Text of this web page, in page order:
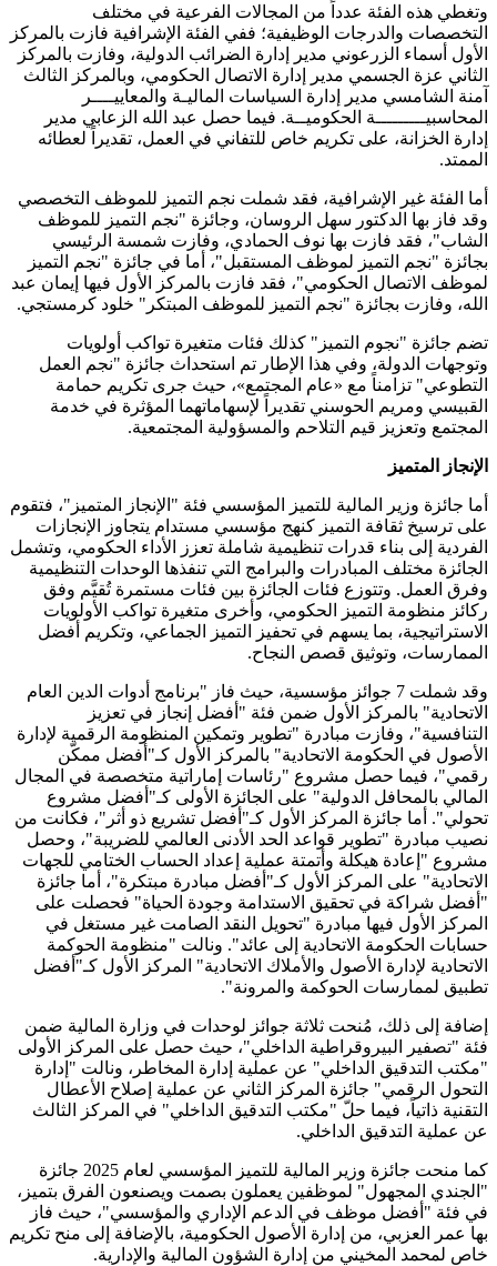
وتغطي هذه الفئة عدداً من المجالات الفرعية في مختلف
التخصصات والدرجات الوظيفية؛ ففي الفئة الإشرافية فازت بالمركز
الأول أسماء الزرعوني مدير إدارة الضرائب الدولية، وفازت بالمركز
الثاني عزة الجسمي مدير إدارة الاتصال الحكومي، وبالمركز الثالث
آمنة الشامسي مدير إدارة السياسات الماليـة والمعاييــــر
المحاسبيـــــــــة الحكوميــة. فيما حصل عبد الله الزعابي مدير
إدارة الخزانة، على تكريم خاص للتفاني في العمل، تقديراً لعطائه
الممتد.
أما الفئة غير الإشرافية، فقد شملت نجم التميز للموظف التخصصي
وقد فاز بها الدكتور سهل الروسان، وجائزة "نجم التميز للموظف
الشاب"، فقد فازت بها نوف الحمادي، وفازت شمسة الرئيسي
بجائزة "نجم التميز لموظف المستقبل"، أما في جائزة "نجم التميز
لموظف الاتصال الحكومي"، فقد فازت بالمركز الأول فيها إيمان عبد
الله، وفازت بجائزة "نجم التميز للموظف المبتكر" خلود كرمستجي.
تضم جائزة "نجوم التميز" كذلك فئات متغيرة تواكب أولويات
وتوجهات الدولة، وفي هذا الإطار تم استحداث جائزة "نجم العمل
التطوعي" تزامناً مع «عام المجتمع»، حيث جرى تكريم حمامة
القبيسي ومريم الحوسني تقديراً لإسهاماتهما المؤثرة في خدمة
المجتمع وتعزيز قيم التلاحم والمسؤولية المجتمعية.
الإنجاز المتميز
أما جائزة وزير المالية للتميز المؤسسي فئة "الإنجاز المتميز"، فتقوم
على ترسيخ ثقافة التميز كنهج مؤسسي مستدام يتجاوز الإنجازات
الفردية إلى بناء قدرات تنظيمية شاملة تعزز الأداء الحكومي، وتشمل
الجائزة مختلف المبادرات والبرامج التي تنفذها الوحدات التنظيمية
وفرق العمل. وتتوزع فئات الجائزة بين فئات مستمرة تُقيَّم وفق
ركائز منظومة التميز الحكومي، وأخرى متغيرة تواكب الأولويات
الاستراتيجية، بما يسهم في تحفيز التميز الجماعي، وتكريم أفضل
الممارسات، وتوثيق قصص النجاح.
وقد شملت 7 جوائز مؤسسية، حيث فاز "برنامج أدوات الدين العام
الاتحادية" بالمركز الأول ضمن فئة "أفضل إنجاز في تعزيز
التنافسية"، وفازت مبادرة "تطوير وتمكين المنظومة الرقمية لإدارة
الأصول في الحكومة الاتحادية" بالمركز الأول كـ"أفضل ممكّن
رقمي"، فيما حصل مشروع "رئاسات إماراتية متخصصة في المجال
المالي بالمحافل الدولية" على الجائزة الأولى كـ"أفضل مشروع
تحولي". أما جائزة المركز الأول كـ"أفضل تشريع ذو أثر"، فكانت من
نصيب مبادرة "تطوير قواعد الحد الأدنى العالمي للضريبة"، وحصل
مشروع "إعادة هيكلة وأتمتة عملية إعداد الحساب الختامي للجهات
الاتحادية" على المركز الأول كـ"أفضل مبادرة مبتكرة"، أما جائزة
"أفضل شراكة في تحقيق الاستدامة وجودة الحياة" فحصلت على
المركز الأول فيها مبادرة "تحويل النقد الصامت غير مستغل في
حسابات الحكومة الاتحادية إلى عائد". ونالت "منظومة الحوكمة
الاتحادية لإدارة الأصول والأملاك الاتحادية" المركز الأول كـ"أفضل
تطبيق لممارسات الحوكمة والمرونة".
إضافة إلى ذلك، مُنحت ثلاثة جوائز لوحدات في وزارة المالية ضمن
فئة "تصفير البيروقراطية الداخلي"، حيث حصل على المركز الأولى
"مكتب التدقيق الداخلي" عن عملية إدارة المخاطر، ونالت "إدارة
التحول الرقمي" جائزة المركز الثاني عن عملية إصلاح الأعطال
التقنية ذاتياً، فيما حلّ "مكتب التدقيق الداخلي" في المركز الثالث
عن عملية التدقيق الداخلي.
كما منحت جائزة وزير المالية للتميز المؤسسي لعام 2025 جائزة
"الجندي المجهول" لموظفين يعملون بصمت ويصنعون الفرق بتميز،
في فئة "أفضل موظف في الدعم الإداري والمؤسسي"، حيث فاز
بها عمر العزبي، من إدارة الأصول الحكومية، بالإضافة إلى منح تكريم
خاص لمحمد المخيني من إدارة الشؤون المالية والإدارية.